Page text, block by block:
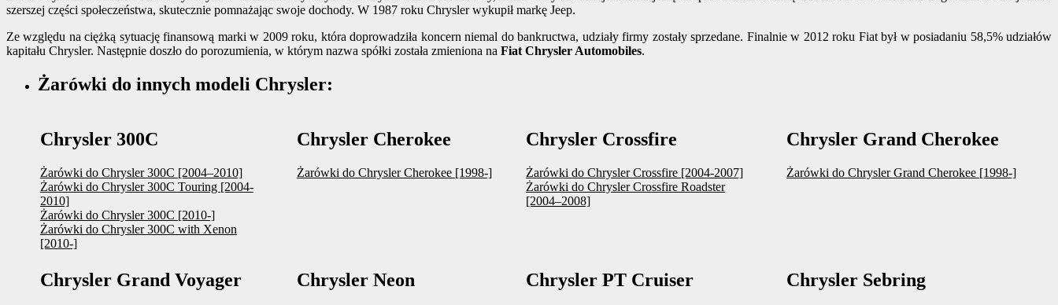
szerszej części społeczeństwa, skutecznie pomnażając swoje dochody. W 1987 roku Chrysler wykupił markę Jeep.
Ze względu na ciężką sytuację finansową marki w 2009 roku, która doprowadziła koncern niemal do bankructwa, udziały firmy zostały sprzedane. Finalnie w 2012 roku Fiat był w posiadaniu 58,5% udziałów
kapitału Chrysler. Następnie doszło do porozumienia, w którym nazwa spółki została zmieniona na Fiat Chrysler Automobiles.
Żarówki do innych modeli Chrysler:
Chrysler 300C
Żarówki do Chrysler 300C [2004–2010]
Żarówki do Chrysler 300C Touring [2004-
2010]
Żarówki do Chrysler 300C [2010-]
Żarówki do Chrysler 300C with Xenon
[2010-]
Chrysler Cherokee
Żarówki do Chrysler Cherokee [1998-]
Chrysler Crossfire
Żarówki do Chrysler Crossfire [2004-2007]
Żarówki do Chrysler Crossfire Roadster
[2004–2008]
Chrysler Grand Cherokee
Żarówki do Chrysler Grand Cherokee [1998-]
Chrysler Grand Voyager Chrysler Neon Chrysler PT Cruiser Chrysler Sebring